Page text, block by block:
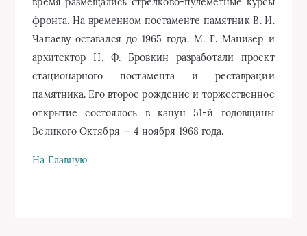
Старая Самара
От Волги до Тихого океана
2390